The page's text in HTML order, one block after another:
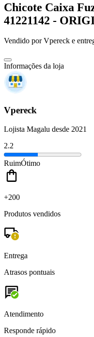
Chicote Caixa
41221142 -
Vendido porVpereck e
Informações da loja
Vpereck
Lojista Magalu desde 2021
2.2
RuimÓtimo
+200
Produtos vendidos
Entrega
Atrasos pontuais
Atendimento
Responde rápido